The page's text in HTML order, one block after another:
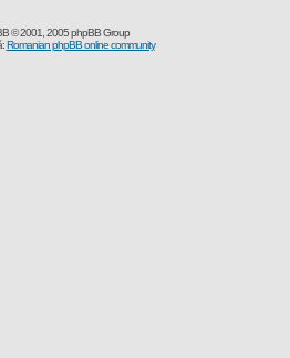
© 2001, 2005 phpBB Group
Romanian phpBB online community